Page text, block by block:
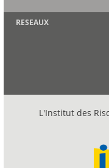
RESEAUX
L'Institut des